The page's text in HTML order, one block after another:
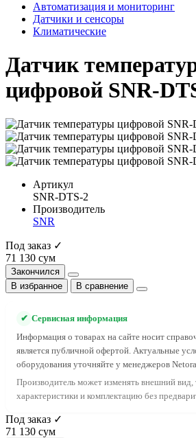
Автоматизация и мониторинг
Датчики и сенсоры
Климатические
Датчик
цифровой SNR-
Артикул
SNR-DTS-2
Производитель
SNR
Под заказ ✓
71 130 сум
Закончился
В избранное
В сравнение
✔ Сервисная информация
Информация о товарах на сайте носит
является публичной офертой. Актуальные
оборудования уточняйте у менеджеров
Производитель может изменять внешний вид,
характеристики и комплектацию без
Под заказ ✓
71 130 сум